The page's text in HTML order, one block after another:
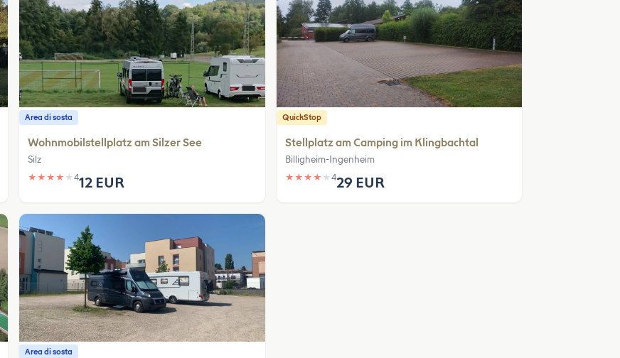
Area di sosta
Wohnmobilstellplatz am Silzer See
Silz
★ ★ ★ ★ ★412 EUR
QuickStop
Stellplatz am Camping im Klingbachtal
Billigheim-Ingenheim
★ ★ ★ ★ ★ 429 EUR
Area di sosta